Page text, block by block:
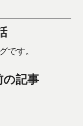
です。
記事